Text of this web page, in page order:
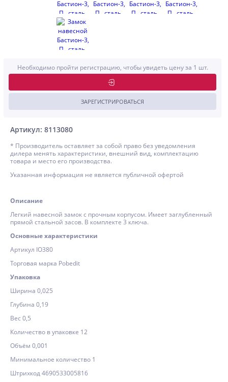
Артикул: 8113080
Необходимо пройти регистрацию, чтобы увидеть цену за 1 шт.
ЗАРЕГИСТРИРОВАТЬСЯ
* Производитель оставляет за собой право без уведомления
дилера менять характеристики, внешний вид, комплектацию
товара и место его производства.
Указанная информация не является публичной офертой
Описание
Легкий навесной замок с прочным корпусом. Имеет заглубленный
прямой стальной засов. В комплекте 3 ключа.
Основные характеристики
Артикул IO380
Торговая марка Pobedit
Упаковка
Ширина 0,025
Глубина 0,19
Вес 0,5
Количество в упаковке 12
Объём 0,001
Минимальное количество 1
Штрихкод 4690533005816